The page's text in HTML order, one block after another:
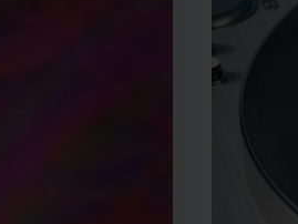
de
Capa